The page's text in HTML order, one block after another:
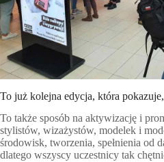
To już kolejna edycja, która
To także sposób na aktywizację i
stylistów, wizażystów, modelek i
środowisk, tworzenia, spełnienia od
dlatego wszyscy uczestnicy tak